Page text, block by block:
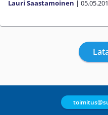
Lauri Saastamoinen |